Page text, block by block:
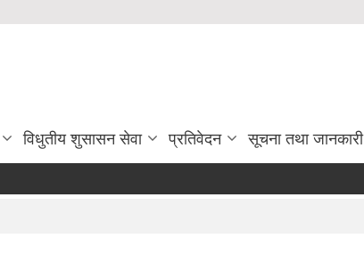
विधुतीय शुसासन सेवा प्रतिवेदन सूचना तथा जानकारी